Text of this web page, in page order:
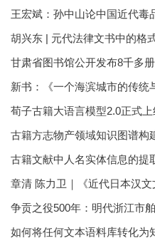
王宏斌：孙中山论中国近代毒
胡兴东 | 元代法律文书中的格
甘肃省图书馆公开发布8千多
新书：《一个海滨城市的传统
荀子古籍大语言模型2.0正式上
古籍方志物产领域知识图谱构
古籍文献中人名实体信息的提
章清 陈力卫｜《近代日本汉
争贡之役500年：明代浙江市
如何将任何文本语料库转化为